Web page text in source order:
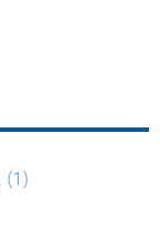
(1)